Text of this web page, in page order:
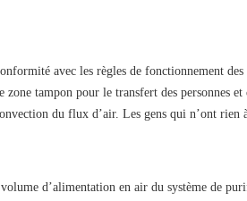
avec les règles de fonctionnement
tampon pour le transfert des personnes
du flux d’air. Les gens qui n’ont rien
d’alimentation en air du système de